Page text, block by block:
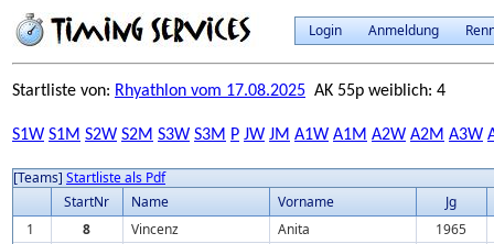
Login Anmeldung
Startliste von: Rhyathlon vom 17.08.2025 AK 55p weiblich: 4
S1W S1M S2W S2M S3W S3M P JW JM A1W A1M A2W A2M A3W
[Teams] Startliste als Pdf
StartNr
Name Vorname
Jg
1
8 Vincenz Anita
1965